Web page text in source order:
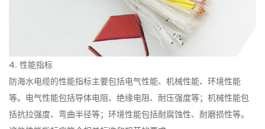
4. 性能指标
防海水电缆的性能指标主要包括电气性能、机械性能、环境性能
等。电气性能包括导体电阻、绝缘电阻、耐压强度等；机械性能包
括抗拉强度、弯曲半径等；环境性能包括耐腐蚀性、耐磨损性等。